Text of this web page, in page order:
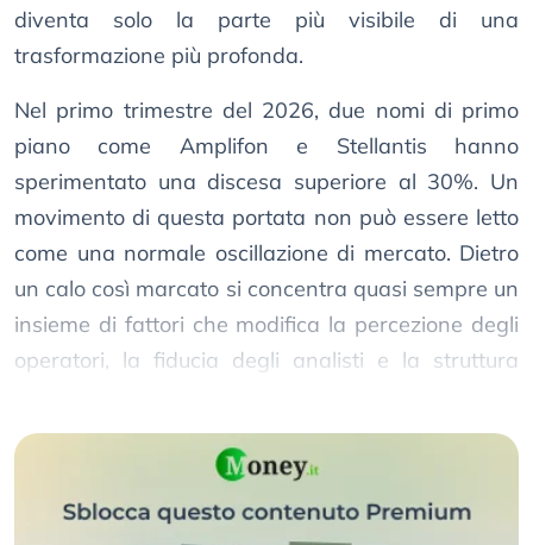
diventa solo la parte più visibile di una
trasformazione più profonda.
Nel primo trimestre del 2026, due nomi di primo
piano come Amplifon e Stellantis hanno
sperimentato una discesa superiore al 30%. Un
movimento di questa portata non può essere letto
come una normale oscillazione di mercato. Dietro
un calo così marcato si concentra quasi sempre un
insieme di fattori che modifica la percezione degli
operatori, la fiducia degli analisti e la struttura